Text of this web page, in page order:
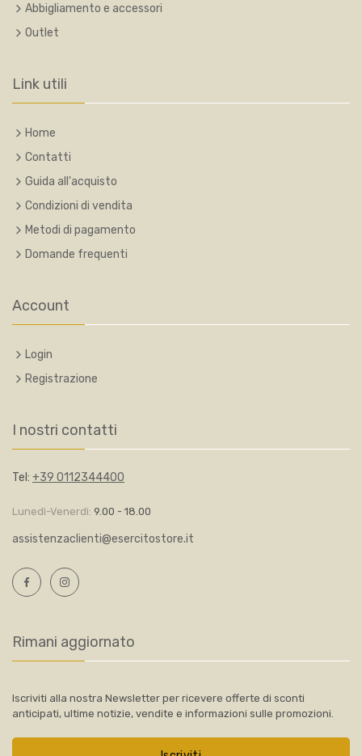
Abbigliamento e accessori
Outlet
Link utili
Home
Contatti
Guida all'acquisto
Condizioni di vendita
Metodi di pagamento
Domande frequenti
Account
Login
Registrazione
I nostri contatti
Tel: +39 0112344400
Lunedì-Venerdì: 9.00 - 18.00
assistenzaclienti@esercitostore.it
Rimani aggiornato
Iscriviti alla nostra Newsletter per ricevere offerte di sconti
anticipati, ultime notizie, vendite e informazioni sulle promozioni.